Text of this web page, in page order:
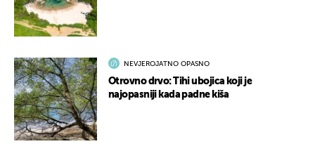
NEVJEROJATNO OPASNO
Otrovno drvo: Tihi ubojica koji je
najopasniji kada padne kiša